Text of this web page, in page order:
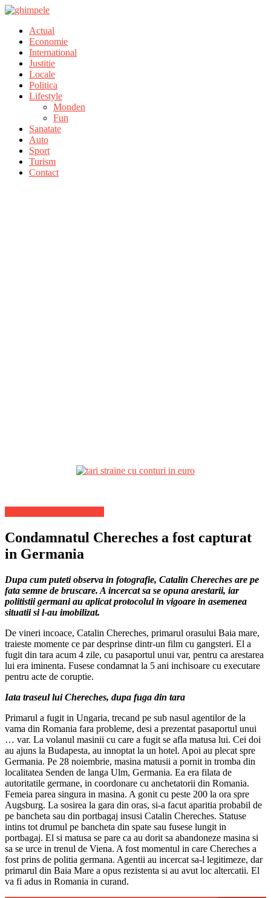
Actual
Economie
International
Justitie
Locale
Politica
Lifestyle
Monden
Fun
Sanatate
Auto
Sport
Turism
Contact
Condamnatul Chereches a fost capturat
in Germania
Dupa cum puteti observa in fotografie, Catalin Chereches are pe
fata semne de bruscare. A incercat sa se opuna arestarii, iar
politistii germani au aplicat protocolul in vigoare in asemenea
situatii si l-au imobilizat.
De vineri incoace, Catalin Chereches, primarul orasului Baia mare,
traieste momente ce par desprinse dintr-un film cu gangsteri. El a
fugit din tara acum 4 zile, cu pasaportul unui var, pentru ca arestarea
lui era iminenta. Fusese condamnat la 5 ani inchisoare cu executare
pentru acte de coruptie.
Iata traseul lui Chereches, dupa fuga din tara
Primarul a fugit in Ungaria, trecand pe sub nasul agentilor de la
vama din Romania fara probleme, desi a prezentat pasaportul unui
… var. La volanul masinii cu care a fugit se afla matusa lui. Cei doi
au ajuns la Budapesta, au innoptat la un hotel. Apoi au plecat spre
Germania. Pe 28 noiembrie, masina matusii a pornit in tromba din
localitatea Senden de langa Ulm, Germania. Ea era filata de
autoritatile germane, in coordonare cu anchetatorii din Romania.
Femeia parea singura in masina. A gonit cu peste 200 la ora spre
Augsburg. La sosirea la gara din oras, si-a facut aparitia probabil de
pe bancheta sau din portbagaj insusi Catalin Chereches. Statuse
intins tot drumul pe bancheta din spate sau fusese lungit in
portbagaj. El si matusa se pare ca au dorit sa abandoneze masina si
sa se urce in trenul de Viena. A fost momentul in care Chereches a
fost prins de politia germana. Agentii au incercat sa-l legitimeze, dar
primarul din Baia Mare a opus rezistenta si au avut loc altercatii. El
va fi adus in Romania in curand.